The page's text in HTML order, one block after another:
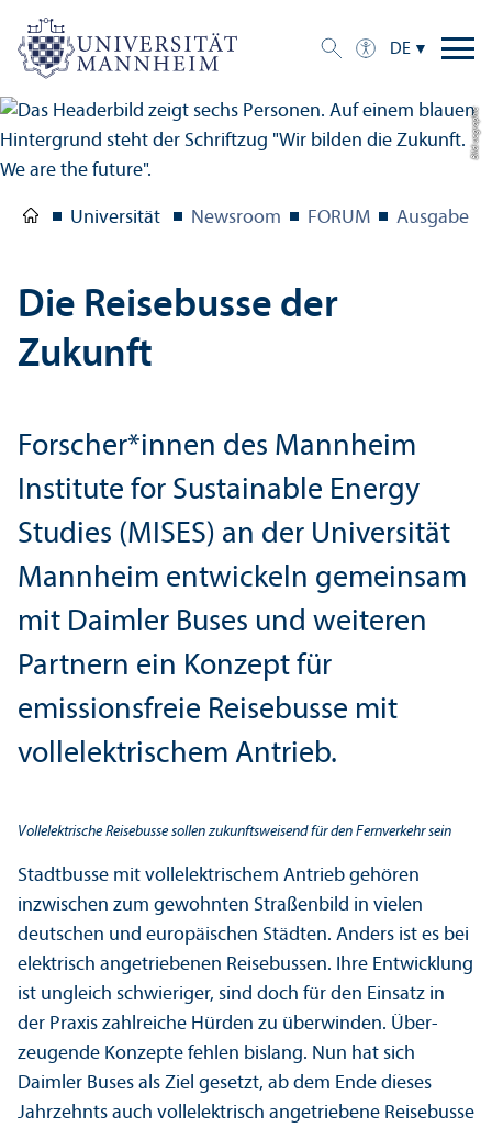
DE
Bild: uc graphic
Universität Newsroom FORUM Ausgabe 1/
Die Reisebusse der
Zukunft
Forscher*innen des Mannheim
Institute for Sustainable Energy
Studies (MISES) an der Universität
Mannheim entwickeln gemeinsam
mit Daimler Buses und weiteren
Partnern ein Konzept für
emissionsfreie Reisebusse mit
vollelektrischem Antrieb.
Vollelektrische Reisebusse sollen zukunftsweisend für den Fernverkehr sein
Stadtbusse mit vollelektrischem Antrieb gehören
inzwischen zum gewohnten Straßenbild in vielen
deutschen und europäischen Städten. Anders ist es bei
elektrisch angetriebenen Reisebussen. Ihre Entwicklung
ist ungleich schwieriger, sind doch für den Einsatz in
der Praxis zahlreiche Hürden zu überwinden. Über­
zeugende Konzepte fehlen bislang. Nun hat sich
Daimler Buses als Ziel gesetzt, ab dem Ende dieses
Jahrzehnts auch vollelektrisch angetriebene Reisebusse